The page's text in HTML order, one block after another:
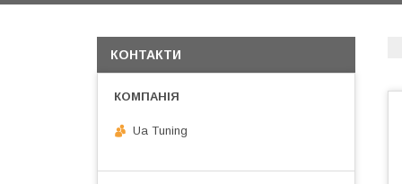
КОНТАКТИ
Ua Tuning